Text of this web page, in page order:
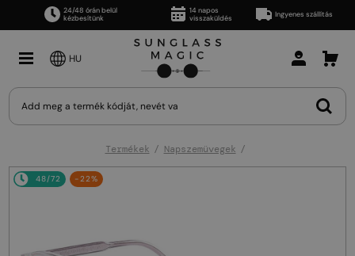
24/48 órán belül
kézbesítünk
14 napos
visszaküldés
Ingyenes szállítás
HU
Termékek Napszemüvegek
48/72 -22%